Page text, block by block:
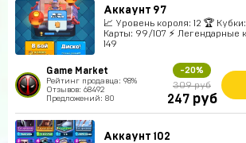
Аккаунт 97
📈 Уровень короля: 12 🏆 Кубки:
Карты: 99/107 ⚡ Легендарные
149
Game Market
Рейтинг продавца: 98%
Отзывов: 68492
Предложений: 80
-20%
309 руб
247 руб
Аккаунт 102